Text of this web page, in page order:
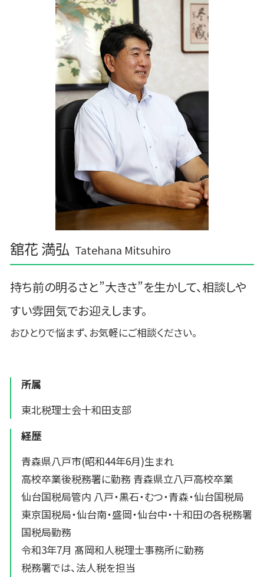
舘花 満弘 Tatehana Mitsuhiro
持ち前の明るさと”大きさ”を生かして、相談しや
すい雰囲気でお迎えします。
おひとりで悩まず、お気軽にご相談ください。
所属
東北税理士会十和田支部
経歴
青森県八戸市(昭和44年6月)生まれ
高校卒業後税務署に勤務 青森県立八戸高校卒業
仙台国税局管内 八戸・黒石・むつ・青森・仙台国税局
東京国税局・仙台南・盛岡・仙台中・十和田の各税務署
国税局勤務
令和3年7月 髙岡和人税理士事務所に勤務
税務署では、法人税を担当